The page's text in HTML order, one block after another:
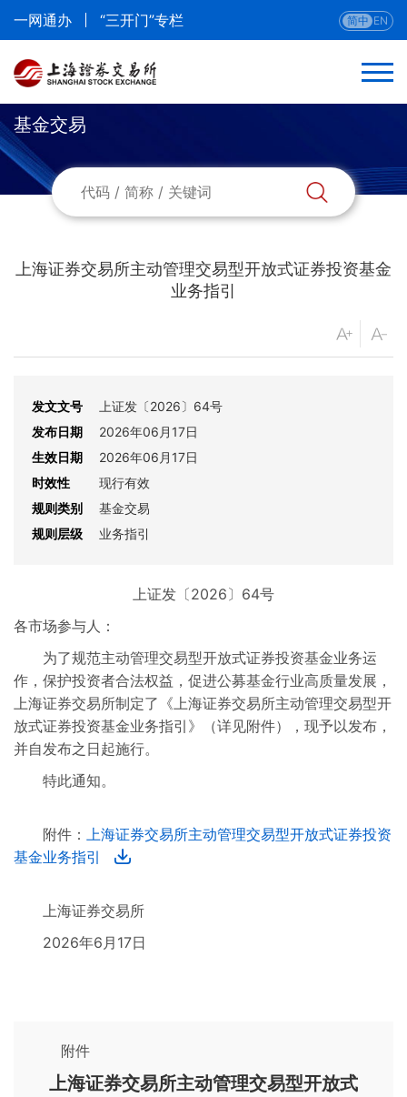
一网通办 “三开门”专栏 简中 EN
返回
基金上市
基金交易
上海证券交易所主动管理交易型开放式证券投资基金
业务指引
发文文号
上证发〔2026〕64号
发布日期
2026年06月17日
生效日期
2026年06月17日
时效性
现行有效
规则类别
基金交易
规则层级
业务指引
上证发〔2026〕64号
各市场参与人：
为了规范主动管理交易型开放式证券投资基金业务运
作，保护投资者合法权益，促进公募基金行业高质量发展，
上海证券交易所制定了《上海证券交易所主动管理交易型开
放式证券投资基金业务指引》（详见附件），现予以发布，
并自发布之日起施行。
特此通知。
附件： 上海证券交易所主动管理交易型开放式证券投资
基金业务指引
上海证券交易所
2026年6月17日
附件
上海证券交易所主动管理交易型开放式